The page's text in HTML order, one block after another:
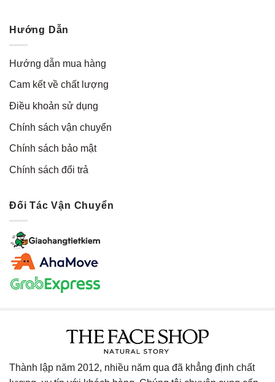
Hướng Dẫn
Hướng dẫn mua hàng
Cam kết về chất lượng
Điều khoản sử dụng
Chính sách vận chuyển
Chính sách bảo mật
Chính sách đổi trả
Đối Tác Vận Chuyển
Thành lập năm 2012, nhiều năm qua đã khẳng định chất